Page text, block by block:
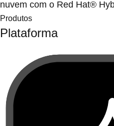
nuvem com o Red Hat®
Produtos
Plataforma